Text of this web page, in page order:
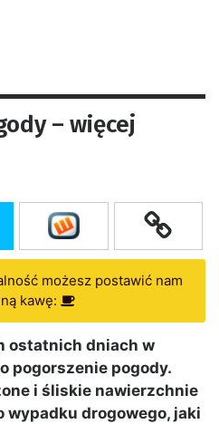
– więcej
możesz postawić nam
kawę:
ostatnich dniach w
pogorszenie pogody.
i śliskie nawierzchnie
wypadku drogowego, jaki